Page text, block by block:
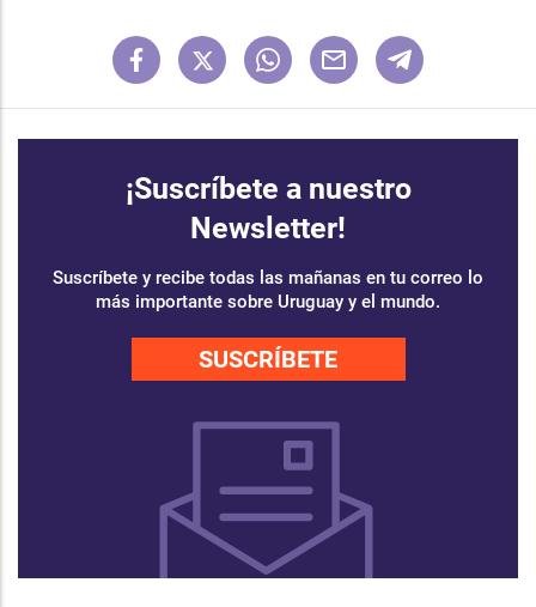
¡Suscríbete a nuestro
Newsletter!
Suscríbete y recibe todas las mañanas en tu correo lo
más importante sobre Uruguay y el mundo.
SUSCRÍBETE